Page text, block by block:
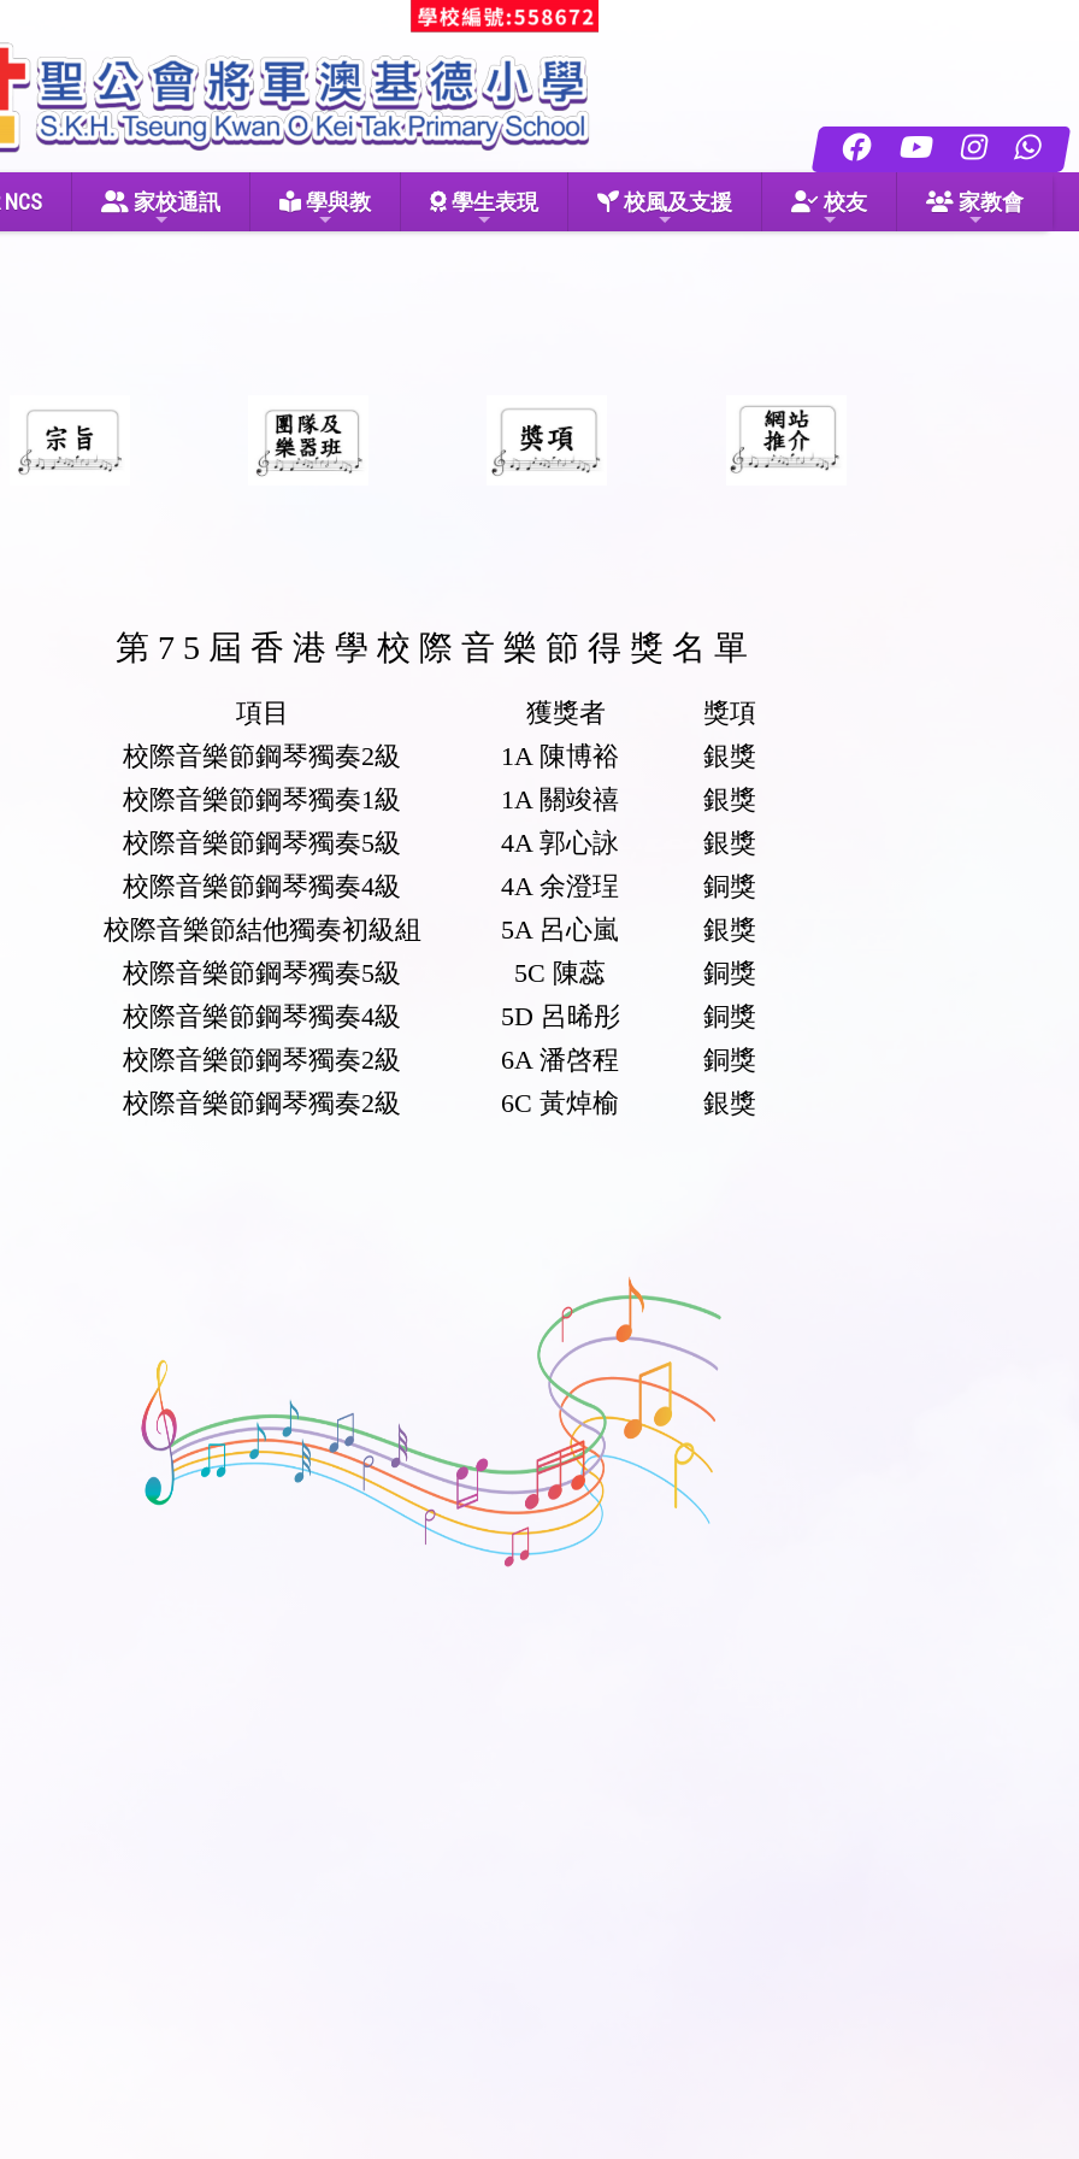
家校通訊 學與教 學生表現 校風及支援 校友 家教會
第 7 5 屆 香 港 學 校 際 音 樂 節 得 獎 名 單
項目 獲獎者
獎項
校際音樂節鋼琴獨奏2級
1A 陳博裕
銀獎
校際音樂節鋼琴獨奏1級
1A 關竣禧
銀獎
校際音樂節鋼琴獨奏5級
4A 郭心詠 銀獎
校際音樂節鋼琴獨奏4級
4A 余澄珵 銅獎
校際音樂節結他獨奏初級組
5A 呂心嵐
銀獎
校際音樂節鋼琴獨奏5級
5C 陳蕊
銅獎
校際音樂節鋼琴獨奏4級
5D 呂晞彤
銅獎
校際音樂節鋼琴獨奏2級
6A 潘啓程
銅獎
校際音樂節鋼琴獨奏2級
6C 黃焯榆 銀獎